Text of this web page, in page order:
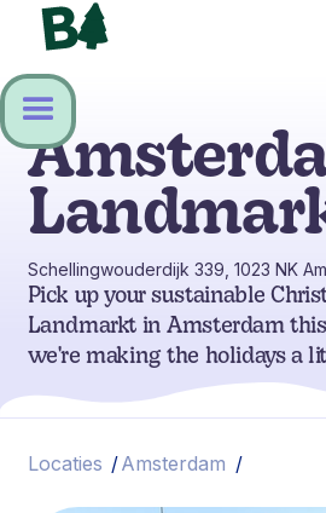
Schellingwouderdijk 339, 1023 NK
Pick up your sustainable
Landmarkt in Amsterdam this
we're making the holidays a
Locaties /Amsterdam /